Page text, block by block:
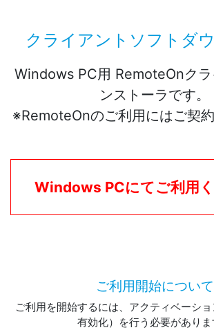
クライアントソフトダ
Windows PC用 RemoteOnクラ
ンストーラです。
※RemoteOnのご利用にはご契約
Windows PCにてご利用く
ご利用開始について
ご利用を開始するには、アクティベーシ
有効化）を行う必要がありま